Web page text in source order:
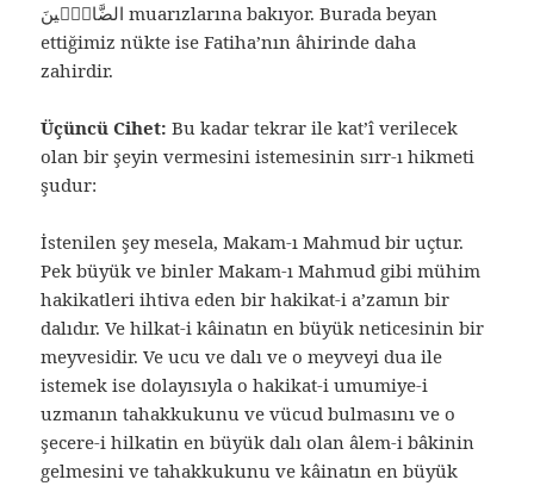
الضَّالّٖينَ muarızlarına bakıyor. Burada beyan
ettiğimiz nükte ise Fatiha’nın âhirinde daha
zahirdir.
Üçüncü Cihet: Bu kadar tekrar ile kat’î verilecek
olan bir şeyin vermesini istemesinin sırr-ı hikmeti
şudur:
İstenilen şey mesela, Makam-ı Mahmud bir uçtur.
Pek büyük ve binler Makam-ı Mahmud gibi mühim
hakikatleri ihtiva eden bir hakikat-i a’zamın bir
dalıdır. Ve hilkat-i kâinatın en büyük neticesinin bir
meyvesidir. Ve ucu ve dalı ve o meyveyi dua ile
istemek ise dolayısıyla o hakikat-i umumiye-i
uzmanın tahakkukunu ve vücud bulmasını ve o
şecere-i hilkatin en büyük dalı olan âlem-i bâkinin
gelmesini ve tahakkukunu ve kâinatın en büyük